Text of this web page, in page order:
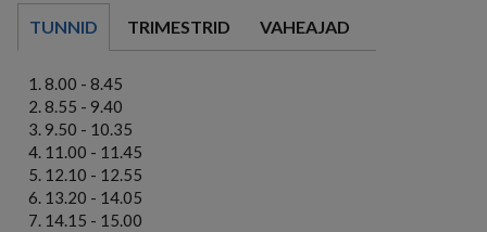
TUNNID TRIMESTRID VAHEAJAD
8.00 - 8.45
8.55 - 9.40
9.50 - 10.35
11.00 - 11.45
12.10 - 12.55
13.20 - 14.05
14.15 - 15.00